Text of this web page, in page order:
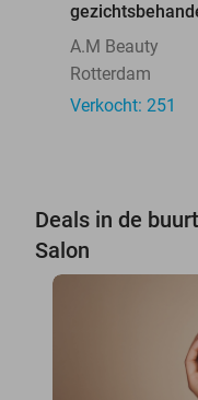
A.M Beauty
Rotterdam
Verkocht: 251
Deals in de
Salon